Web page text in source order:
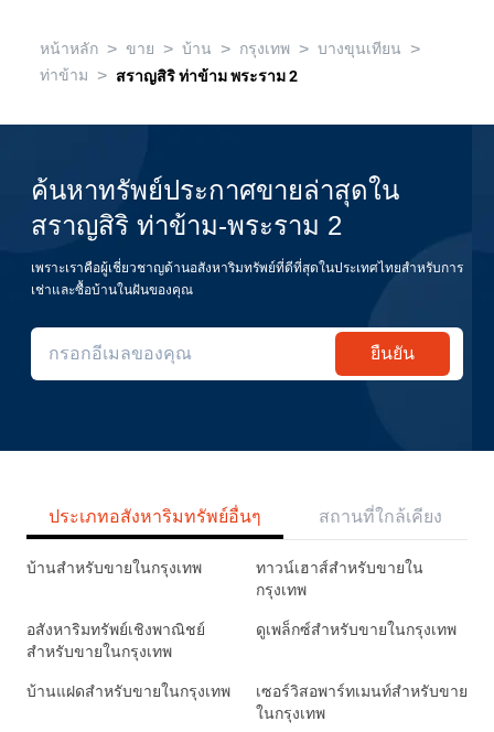
หน้าหลัก > ขาย > บ้าน > กรุงเทพ > บางขุนเทียน >
ท่าข้าม > สราญสิริ ท่าข้าม พระราม 2
ค้นหาทรัพย์ประกาศขายล่าสุดใน
สราญสิริ ท่าข้าม-พระราม 2
เพราะเราคือผู้เชี่ยวชาญด้านอสังหาริมทรัพย์ที่ดีที่สุดในประเทศไทยสำหรับการ
เช่าและซื้อบ้านในฝันของคุณ
ยืนยัน
ประเภทอสังหาริมทรัพย์อื่นๆ สถานที่ใกล้เคียง
บ้านสำหรับขายในกรุงเทพ
ทาวน์เฮาส์สำหรับขายใน
กรุงเทพ
อสังหาริมทรัพย์เชิงพาณิชย์
สำหรับขายในกรุงเทพ
ดูเพล็กซ์สำหรับขายในกรุงเทพ
บ้านแฝดสำหรับขายในกรุงเทพ
เซอร์วิสอพาร์ทเมนท์สำหรับขาย
ในกรุงเทพ